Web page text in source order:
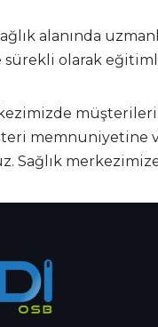
alanında
olarak
memnuniyetine
Sağlık